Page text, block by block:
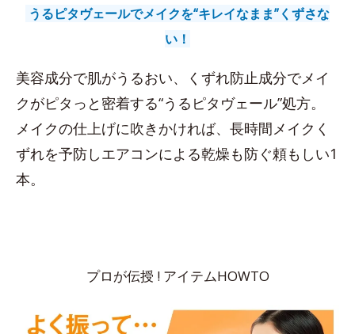
うるピタヴェールでメイクを“キレイなまま”くずさな
い！
美容成分で肌がうるおい、くずれ防止成分でメイ
クがピタっと密着する“うるピタヴェール”処方。
メイクの仕上げに吹きかければ、長時間メイクく
ずれを予防しエアコンによる乾燥も防ぐ頼もしい1
本。
プロが伝授 ! アイテムHOWTO